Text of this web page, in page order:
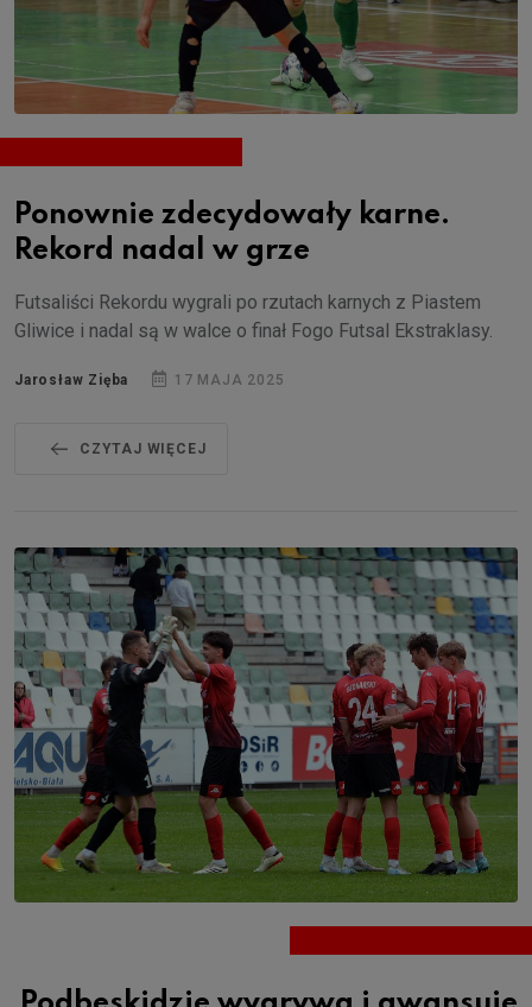
Ponownie zdecydowały karne.
Rekord nadal w grze
Futsaliści Rekordu wygrali po rzutach karnych z Piastem
Gliwice i nadal są w walce o finał Fogo Futsal Ekstraklasy.
Jarosław Zięba 17 MAJA 2025
CZYTAJ WIĘCEJ